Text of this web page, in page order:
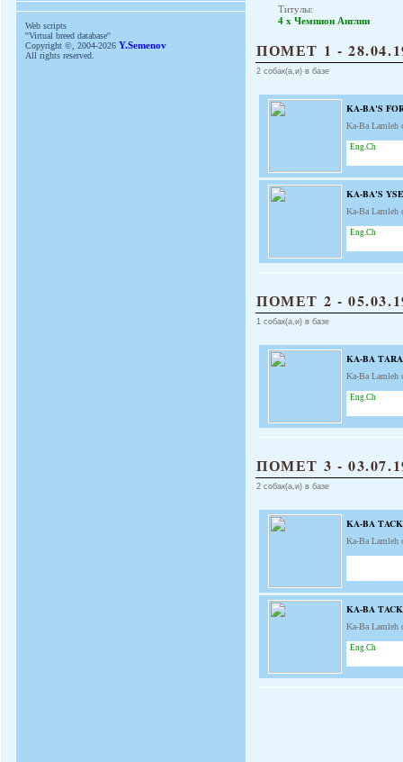
Web scripts
''Virtual breed database''
Copyright ©, 2004-2026 Y.Semenov
All rights reserved.
Титулы:
4 x Чемпион Англии
ПОМЕТ 1 -
2 собак(а,и) в базе
KA-BA'S
Ka-Ba
Eng.Ch
KA-BA'S
Ka-Ba
Eng.Ch
ПОМЕТ 2 -
1 собак(а,и) в базе
KA-BA
Ka-Ba
Eng.Ch
ПОМЕТ 3 -
2 собак(а,и) в базе
KA-BA
Ka-Ba
KA-BA
Ka-Ba
Eng.Ch